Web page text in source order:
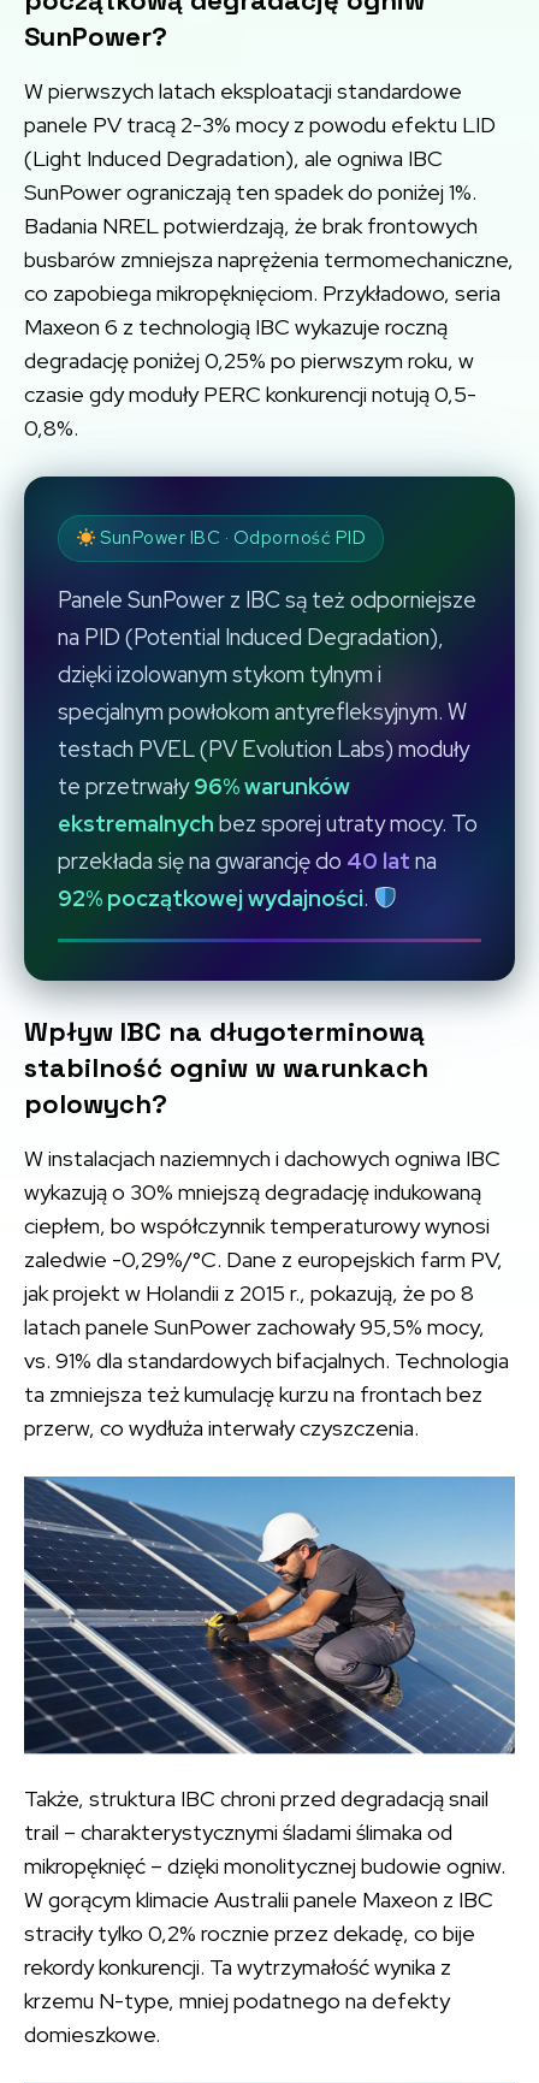
SunPower?
W pierwszych latach eksploatacji standardowe
panele PV tracą 2-3% mocy z powodu efektu LID
(Light Induced Degradation), ale ogniwa IBC
SunPower ograniczają ten spadek do poniżej 1%.
Badania NREL potwierdzają, że brak frontowych
busbarów zmniejsza naprężenia termomechaniczne,
co zapobiega mikropęknięciom. Przykładowo, seria
Maxeon 6 z technologią IBC wykazuje roczną
degradację poniżej 0,25% po pierwszym roku, w
czasie gdy moduły PERC konkurencji notują 0,5-
0,8%.
SunPower IBC · Odporność PID
Panele SunPower z IBC są też odporniejsze
na PID (Potential Induced Degradation),
dzięki izolowanym stykom tylnym i
specjalnym powłokom antyrefleksyjnym. W
testach PVEL (PV Evolution Labs) moduły
te przetrwały96% warunków
ekstremalnych bez sporej utraty mocy. To
przekłada się na gwarancję do 40 lat na
92% początkowej wydajności.
Wpływ IBC na długoterminową
stabilność ogniw w warunkach
polowych?
W instalacjach naziemnych i dachowych ogniwa IBC
wykazują o 30% mniejszą degradację indukowaną
ciepłem, bo współczynnik temperaturowy wynosi
zaledwie -0,29%/°C. Dane z europejskich farm PV,
jak projekt w Holandii z 2015 r., pokazują, że po 8
latach panele SunPower zachowały 95,5% mocy,
vs. 91% dla standardowych bifacjalnych. Technologia
ta zmniejsza też kumulację kurzu na frontach bez
przerw, co wydłuża interwały czyszczenia.
Także, struktura IBC chroni przed degradacją snail
trail – charakterystycznymi śladami ślimaka od
mikropęknięć – dzięki monolitycznej budowie ogniw.
W gorącym klimacie Australii panele Maxeon z IBC
straciły tylko 0,2% rocznie przez dekadę, co bije
rekordy konkurencji. Ta wytrzymałość wynika z
krzemu N-type, mniej podatnego na defekty
domieszkowe.